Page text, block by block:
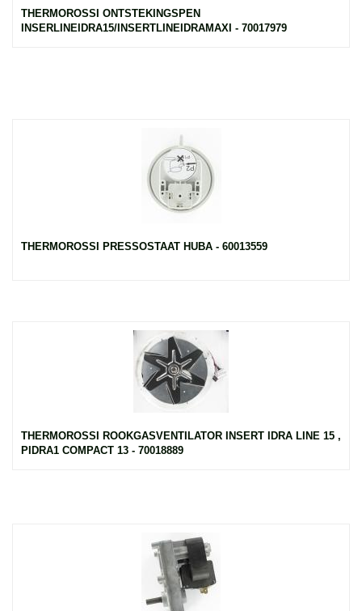
THERMOROSSI ONTSTEKINGSPEN
INSERLINEIDRA15/INSERTLINEIDRAMAXI - 70017979
THERMOROSSI PRESSOSTAAT HUBA - 60013559
THERMOROSSI ROOKGASVENTILATOR INSERT IDRA LINE 15 ,
PIDRA1 COMPACT 13 - 70018889